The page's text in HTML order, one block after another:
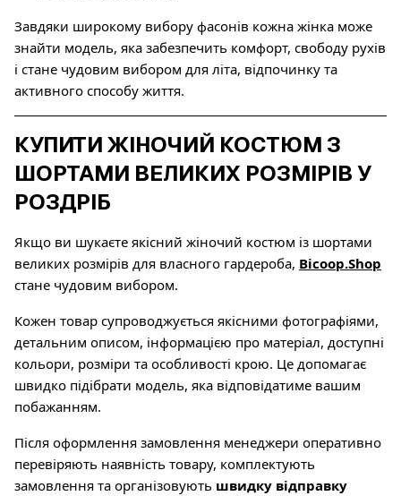
Завдяки широкому вибору фасонів кожна жінка може
знайти модель, яка забезпечить комфорт, свободу рухів
і стане чудовим вибором для літа, відпочинку та
активного способу життя.
КУПИТИ ЖІНОЧИЙ КОСТЮМ З
ШОРТАМИ ВЕЛИКИХ РОЗМІРІВ У
РОЗДРІБ
Якщо ви шукаєте якісний жіночий костюм із шортами
великих розмірів для власного гардероба, Bicoop.Shop
стане чудовим вибором.
Кожен товар супроводжується якісними фотографіями,
детальним описом, інформацією про матеріал, доступні
кольори, розміри та особливості крою. Це допомагає
швидко підібрати модель, яка відповідатиме вашим
побажанням.
Після оформлення замовлення менеджери оперативно
перевіряють наявність товару, комплектують
замовлення та організовують швидку відправку